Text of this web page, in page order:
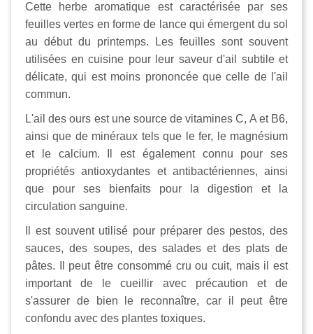
Cette herbe aromatique est caractérisée par ses
feuilles vertes en forme de lance qui émergent du sol
au début du printemps. Les feuilles sont souvent
utilisées en cuisine pour leur saveur d'ail subtile et
délicate, qui est moins prononcée que celle de l'ail
commun.
L'ail des ours est une source de vitamines C, A et B6,
ainsi que de minéraux tels que le fer, le magnésium
et le calcium. Il est également connu pour ses
propriétés antioxydantes et antibactériennes, ainsi
que pour ses bienfaits pour la digestion et la
circulation sanguine.
Il est souvent utilisé pour préparer des pestos, des
sauces, des soupes, des salades et des plats de
pâtes. Il peut être consommé cru ou cuit, mais il est
important de le cueillir avec précaution et de
s'assurer de bien le reconnaître, car il peut être
confondu avec des plantes toxiques.